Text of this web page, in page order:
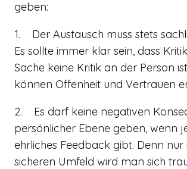
geben:
1. Der Austausch muss stets
Es sollte immer klar sein, dass
Sache keine Kritik an der Person
können Offenheit und Vertrauen
2. Es darf keine negativen
persönlicher Ebene geben, wenn
ehrliches Feedback gibt. Denn nur
sicheren Umfeld wird man sich